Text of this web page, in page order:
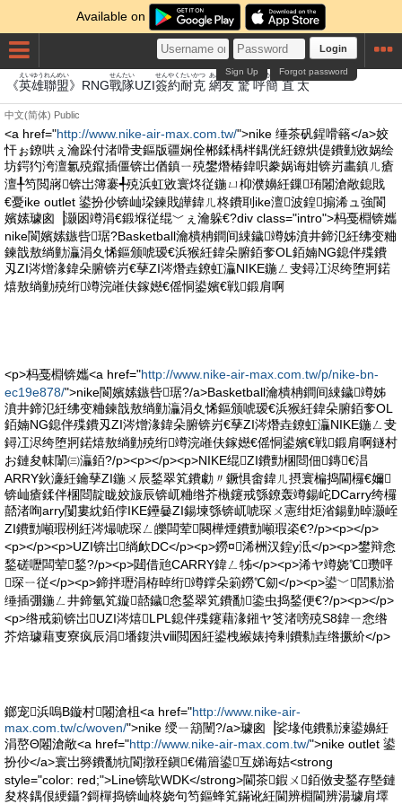
Available on
Login
Forgot password
Sign Up
《英雄
えいゆう
聯盟
れんめい
》RNG戰隊
せんたい
UZI簽
せん
約
やく
耐
たい
克
かつ
網
あみ
友
とも
驚
きょう
呼
こ
簡
かん
直
ちょく
太
た
中文(简体) Public
<a href="http://www.nike-air-max.com.tw/">nike 缍茶矾鍟嗗簵</a>姣
忓ぉ鐐哄ぇ瀹跺付渚嗗叏鏂版疆娴佺郴鍒楀柈鍝侊紝鐐烘偍鐨勭敓娲绘
坊鍔犳洿澶氱殑鑹插僵锛岀偤鎮ㄧ殑鐢熸椿鍏呮豢娲诲姏锛岃畵鎮ㄦ瘡
澶╀笉閲嶈锛岀簿褰╃殑浜虹敓寰炵従鍦ㄩ枊濮嬶紝鏁珛闂滄敞鎴戝
€憂ike outlet 鍙扮仯锛屾垜鍊戝皣鍏ㄦ柊鐨刵ike澶波鍠搧浠ュ強閬
嬪嫊璩囪▕灏囦竴涓€鍛堢従绲﹀ぇ瀹躲€?div class="intro">杩戞棩锛孈
nike閬嬪嫊鏃呰琚?Basketball瀹樻柟鐧间綀鐬竴姊濆井鍗氾紝绋变粬
鍊戠敖绱勭灜涓夊悕鏂颁唬瑷€浜猴紝鍏朵腑銆奓OL銆婻NG鎴伴殜鐨
刄ZI涔熷湪鍏朵腑锛岃€孶ZI涔熸垚鐐虹灜NIKE鍦ㄥ叏鐞冮浕绔堕牁鍩
熺敖绱勭殑绗竴浣嶉伕鎵嬨€傜恫鍙嬪€戦鍛肩啊
<p>杩戞棩锛孈<a href="http://www.nike-air-max.com.tw/p/nike-bn-
ec19e878/">nike閬嬪嫊鏃呰琚?/a>Basketball瀹樻柟鐧间綀鐬竴姊
濆井鍗氾紝绋变粬鍊戠敖绱勭灜涓夊悕鏂颁唬瑷€浜猴紝鍏朵腑銆奓OL
銆婻NG鎴伴殜鐨刄ZI涔熷湪鍏朵腑锛岃€孶ZI涔熸垚鐐虹灜NIKE鍦ㄥ叏
鐞冮浕绔堕牁鍩熺敖绱勭殑绗竴浣嶉伕鎵嬨€傜恫鍙嬪€戦鍛肩啊鐩村
お鏈夋帓闈㈢灜銆?/p><p></p><p>NIKE绲ZI鐨勯棞閸佃鏄€淐
ARRY鈥濓紝鑰孶ZI鍦ㄨ辰鍫翠笂鐨勮〃鐝惧畬鍏ㄦ摂寰楄捣閫欏€嬭
锛屾瘡鍒伴棞閸靛眬姣旇辰锛屼粬绺芥槸鑳戒綔鐐轰竴鍚岮DCarry绔欏
嚭渚咰arry闅婁紞銆侼IKE鑸嘦ZI鍚堜綔锛屼唬琛ㄨ憲绀炬渻鍚勭晫灏峌
ZI鐨勯噸瑕栵紝涔熶唬琛ㄥ皪闆荤闋樺煙鐨勯噸瑕栥€?/p><p></p>
<p></p><p>UZI锛岀绱欰DC</p><p>鐒¤浠栦汉鍠у泜</p><p>鐢辩悆
鍫磋嚦闆荤鍫?/p><p>閮借兘CARRY鍏ㄥ牬</p><p>浠ヤ竴娆℃瓒呯
琛ㄧ従</p><p>鍗拌瓑涓栫晫绗竴鐣朵箣鐒℃劎</p><p>鍙﹀閭勬湁
缍插弸鍦ㄥ井鍗氫笂鏇嚭鐬悆鍫翠笂鐨勫鍌虫捣鍫便€?/p><p></p>
<p>绺戒箣锛岀UZI涔熺LPL鎴伴殜鑳藉湪鎺ヤ笅渚嗙殑S8鍏ㄧ悆绺
芥焙璩藉叓寮疯辰涓墦鍑洪ⅷ閲囷紝鍙栧緱婊挎剰鐨勬垚绺撅紒</p>
鎯宠浜嗚В鏇村闂滄柤<a href="http://www.nike-air-
max.com.tw/c/woven/">nike 绶ㄧ箶闉?/a>璩囪▕娑堟伅鐨勬湅鍙嬶紝
涓嶅Θ闂滄敞<a href="http://www.nike-air-max.com.tw/">nike outlet 鍙
扮仯</a>寰岀簩鐨勫牨閬撴秷鎭€備篃鍙互娣诲姞<strong
style="color: red;">Line锛歍WDK</strong>閫茶鍜ㄨ銆傚叏鍫存墍鏈
夋柊鍝佷綆鑷?鎶樿捣锛屾柊娆句笉鏂蜂笂鏋讹紝閫辨棩閫辨湯璩肩墿